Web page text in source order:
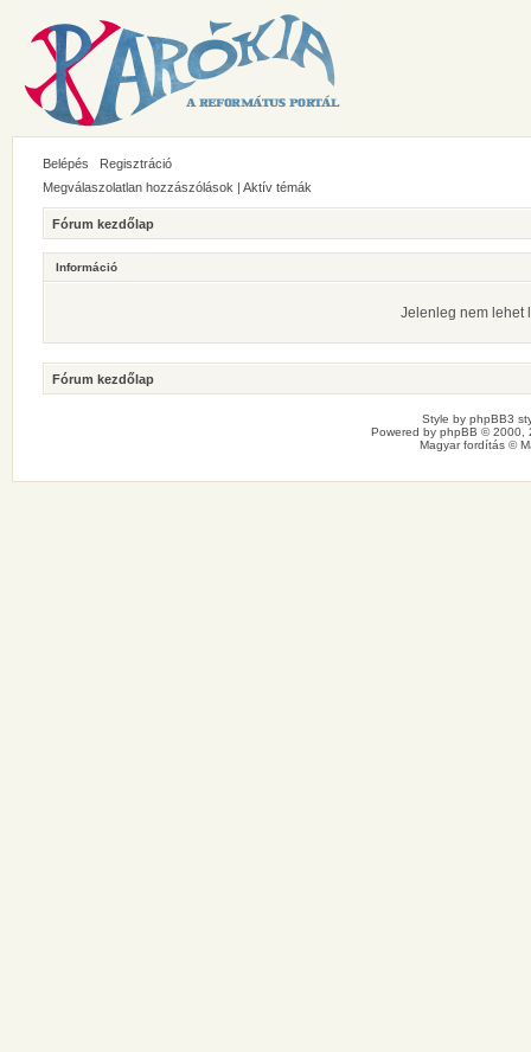
Belépés
Regisztráció
Megválaszolatlan hozzászólások | Aktív témák
Fórum kezdőlap
Információ
Jelenleg nem lehet
Fórum kezdőlap
Style by phpBB3
Powered by phpBB © 2000,
Magyar fordítás ©